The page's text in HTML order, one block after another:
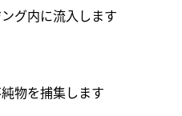
グ内に流入します
物を捕集します